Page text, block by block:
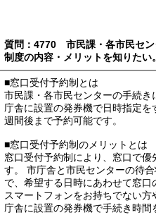
質問：4770 市民課・各市民セン
制度の内容・メリットを知りたい。
■窓口受付予約制とは
市民課・各市民センターの手続
庁舎に設置の発券機で日時指定
週間後まで予約可能です。
■窓口受付予約制のメリットとは
窓口受付予約制により、窓口で
す。 市庁舎と市民センターの待
で、希望する日時にあわせて窓口
スマートフォンをお持ちでない方
庁舎に設置の発券機で手続き時間